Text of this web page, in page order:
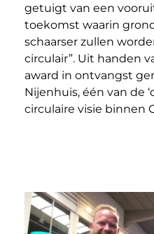
getuigt van een
toekomst waarin
schaarser zullen
circulair”. Uit handen
award in ontvangst
Nijenhuis, één van de
circulaire visie binnen